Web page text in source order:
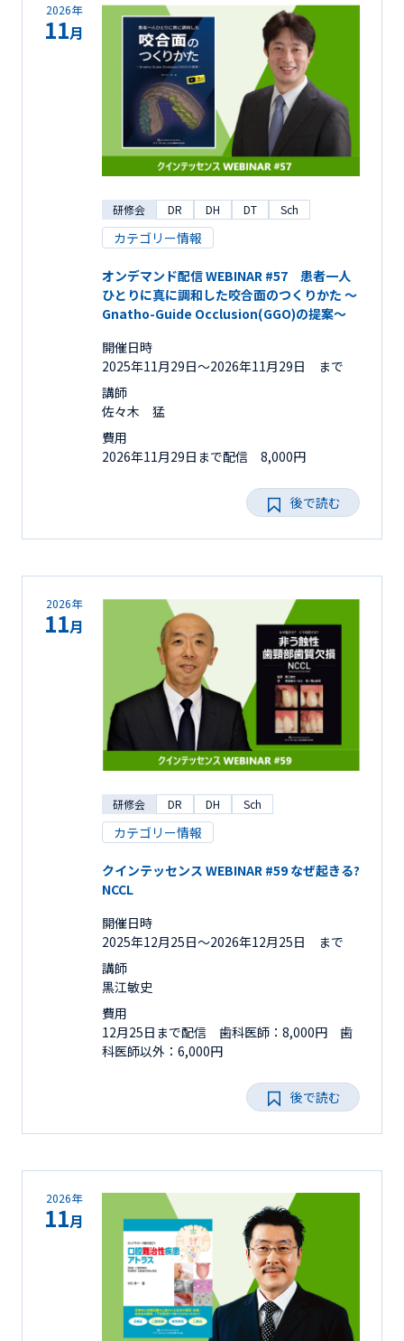
2026年
11月
研修会 DR DH DT Sch
カテゴリー情報
オンデマンド配信 WEBINAR #57 患者一人
ひとりに真に調和した咬合面のつくりかた ～
Gnatho-Guide Occlusion(GGO)の提案～
開催日時
2025年11月29日〜2026年11月29日 まで
講師
佐々木 猛
費用
2026年11月29日まで配信 8,000円
後で読む
2026年
11月
研修会 DR DH Sch
カテゴリー情報
クインテッセンス WEBINAR #59 なぜ起きる?
NCCL
開催日時
2025年12月25日〜2026年12月25日 まで
講師
黒江敏史
費用
12月25日まで配信 歯科医師：8,000円 歯
科医師以外：6,000円
後で読む
2026年
11月